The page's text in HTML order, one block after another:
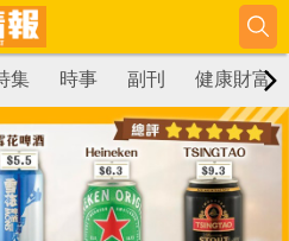
集 時事 副刊 健康財富